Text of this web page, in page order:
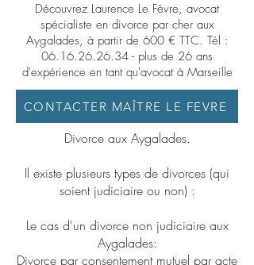
Découvrez Laurence Le Fèvre, avocat
spécialiste en divorce par cher aux
Aygalades, à partir de 600 € TTC. Tél :
06.16.26.26.34 - plus de 26 ans
d'expérience en tant qu'avocat à Marseille
CONTACTER MAÎTRE LE FEVRE
Divorce aux Aygalades.
Il existe plusieurs types de divorces (qui
soient judiciaire ou non) :
Le cas d'un divorce non judiciaire aux
Aygalades:
Divorce par consentement mutuel par acte